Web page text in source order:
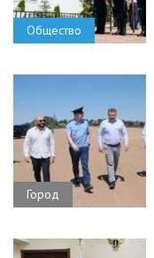
Общество
Город